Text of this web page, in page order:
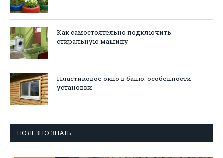
Как самостоятельно подключить
стиральную машину
Пластиковое окно в баню: особенности
установки
ПОЛЕЗНО ЗНАТЬ